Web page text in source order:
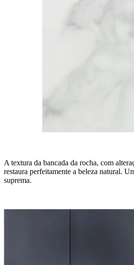
A textura da bancada da rocha, com
restaura perfeitamente a beleza natural.
suprema.